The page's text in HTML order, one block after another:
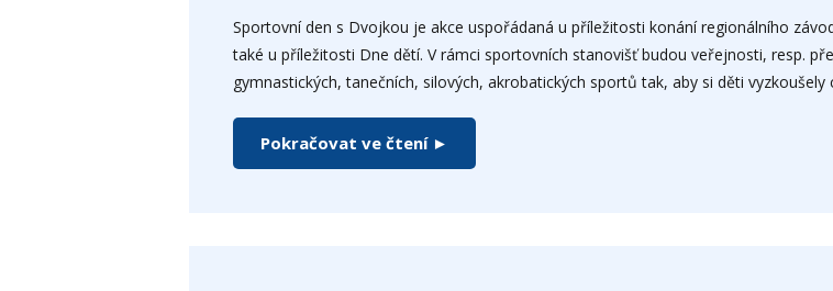
Sportovní den s Dvojkou je akce uspořádaná u příležitosti konání regionálního
také u příležitosti Dne dětí. V rámci sportovních stanovišť budou veřejnosti, resp.
gymnastických, tanečních, silových, akrobatických sportů tak, aby si děti
Pokračovat ve čtení ►